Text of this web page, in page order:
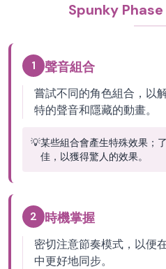
Spunky
1 聲音組合
嘗試不同的角色組合，以
特的聲音和隱藏的動畫。
💡某些組合會產生特殊效果；
佳，以獲得驚人的效果。
2 時機掌握
密切注意節奏模式，以便
中更好地同步。